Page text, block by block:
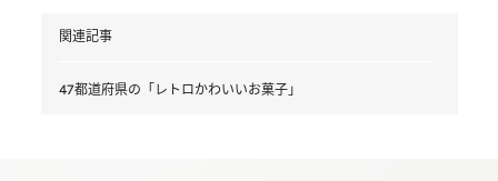
関連記事
47都道府県の「レトロかわいいお菓子」